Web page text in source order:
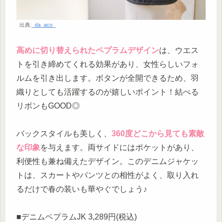
出典: _da_aco_
高めに切り替えられたペプラムデザインは、ウエス
トを引き締めてくれる効果があり、女性らしいフォ
ルムを引き出します。ボタンが全開できるため、羽
織りとしても活躍するのが嬉しいポイント！結べる
リボンもGOOD◎
バックスタイルも美しく、 360度どこから見ても素敵
な印象 を与えます。両サイドにはポケットがあり、
利便性も兼ね備えたデザイン。このデニムジャケッ
トは、スカートやパンツとの相性がよく、取り入れ
るだけで春の装いも華やぐでしょう♪
■デニムペプラムJK 3,289円(税込)